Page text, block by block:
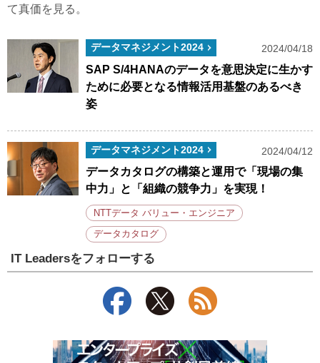
て真価を見る。
データマネジメント2024 2024/04/18
SAP S/4HANAのデータを意思決定に生かす
ために必要となる情報活用基盤のあるべき
姿
データマネジメント2024 2024/04/12
データカタログの構築と運用で「現場の集
中力」と「組織の競争力」を実現！
NTTデータ バリュー・エンジニア
データカタログ
IT Leadersをフォローする